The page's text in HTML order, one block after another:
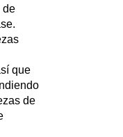
de
que
de